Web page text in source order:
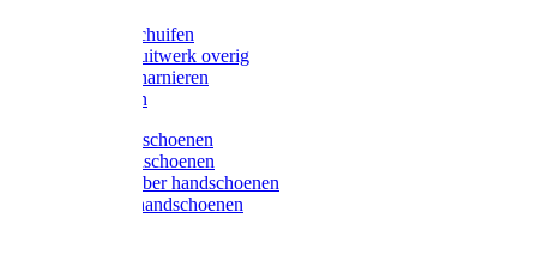
Grendels/schuifen
Hang en sluitwerk overig
Hengen/scharnieren
Scharnieren
Latex handschoenen
Leren handschoenen
PVC / Rubber handschoenen
Katoenen handschoenen